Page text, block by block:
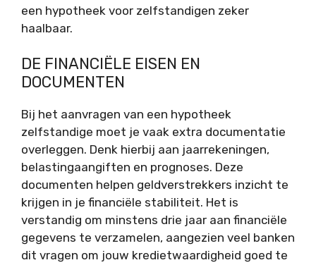
een hypotheek voor zelfstandigen zeker
haalbaar.
DE FINANCIËLE EISEN EN
DOCUMENTEN
Bij het aanvragen van een hypotheek
zelfstandige moet je vaak extra documentatie
overleggen. Denk hierbij aan jaarrekeningen,
belastingaangiften en prognoses. Deze
documenten helpen geldverstrekkers inzicht te
krijgen in je financiële stabiliteit. Het is
verstandig om minstens drie jaar aan financiële
gegevens te verzamelen, aangezien veel banken
dit vragen om jouw kredietwaardigheid goed te